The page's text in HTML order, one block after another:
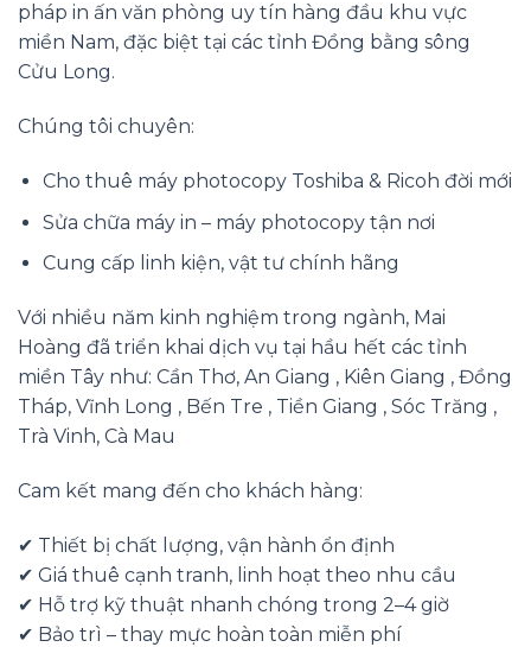
pháp in ấn văn phòng uy tín hàng đầu khu vực
miền Nam, đặc biệt tại các tỉnh Đồng bằng sông
Cửu Long.
Chúng tôi chuyên:
Cho thuê máy photocopy Toshiba & Ricoh đời mới
Sửa chữa máy in – máy photocopy tận nơi
Cung cấp linh kiện, vật tư chính hãng
Với nhiều năm kinh nghiệm trong ngành, Mai
Hoàng đã triển khai dịch vụ tại hầu hết các tỉnh
miền Tây như: Cần Thơ, An Giang , Kiên Giang , Đồng
Tháp, Vĩnh Long , Bến Tre , Tiền Giang , Sóc Trăng ,
Trà Vinh, Cà Mau
Cam kết mang đến cho khách hàng:
✔ Thiết bị chất lượng, vận hành ổn định
✔ Giá thuê cạnh tranh, linh hoạt theo nhu cầu
✔ Hỗ trợ kỹ thuật nhanh chóng trong 2–4 giờ
✔ Bảo trì – thay mực hoàn toàn miễn phí